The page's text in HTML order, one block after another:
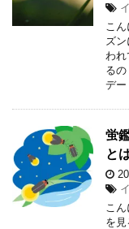
こ
ズ
わ
る
デー
蛍
と
こ
を